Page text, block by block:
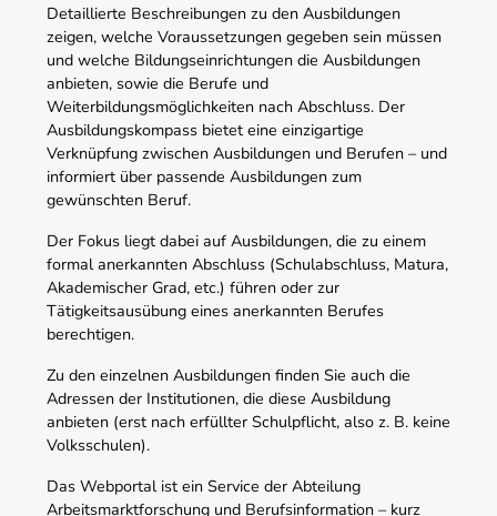
Detaillierte Beschreibungen zu den Ausbildungen
zeigen, welche Voraussetzungen gegeben sein müssen
und welche Bildungseinrichtungen die Ausbildungen
anbieten, sowie die Berufe und
Weiterbildungsmöglichkeiten nach Abschluss. Der
Ausbildungskompass bietet eine einzigartige
Verknüpfung zwischen Ausbildungen und Berufen – und
informiert über passende Ausbildungen zum
gewünschten Beruf.
Der Fokus liegt dabei auf Ausbildungen, die zu einem
formal anerkannten Abschluss (Schulabschluss, Matura,
Akademischer Grad, etc.) führen oder zur
Tätigkeitsausübung eines anerkannten Berufes
berechtigen.
Zu den einzelnen Ausbildungen finden Sie auch die
Adressen der Institutionen, die diese Ausbildung
anbieten (erst nach erfüllter Schulpflicht, also z. B. keine
Volksschulen).
Das Webportal ist ein Service der Abteilung
Arbeitsmarktforschung und Berufsinformation – kurz